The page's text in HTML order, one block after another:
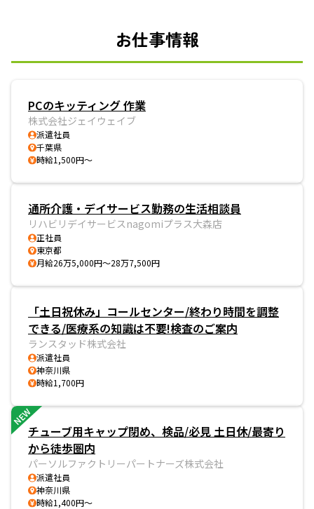
お仕事情報
PCのキッティング 作業
株式会社ジェイウェイブ
派遣社員
千葉県
時給1,500円～
通所介護・デイサービス勤務の生活相談員
リハビリデイサービスnagomiプラス大森店
正社員
東京都
月給26万5,000円～28万7,500円
「土日祝休み」コールセンター/終わり時間を調整
できる/医療系の知識は不要!検査のご案内
ランスタッド株式会社
派遣社員
神奈川県
時給1,700円
NEW
チューブ用キャップ閉め、検品/必見 土日休/最寄り
から徒歩圏内
パーソルファクトリーパートナーズ株式会社
派遣社員
神奈川県
時給1,400円～